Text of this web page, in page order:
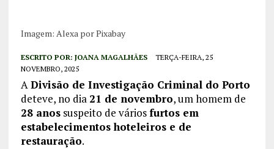
Imagem: Alexa por Pixabay
ESCRITO POR: JOANA MAGALHÃES
TERÇA-FEIRA, 25
NOVEMBRO, 2025
ADivisão de Investigação Criminal do Porto
deteve, no dia 21 de novembro, um homem de
28 anossuspeito de váriosfurtos em
estabelecimentos hoteleiros e de
restauração.